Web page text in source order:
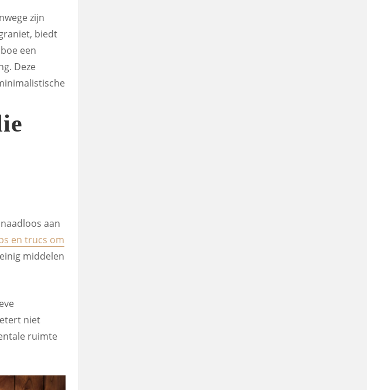
zijn
biedt
een
Deze
aan
en trucs om
middelen
niet
ruimte